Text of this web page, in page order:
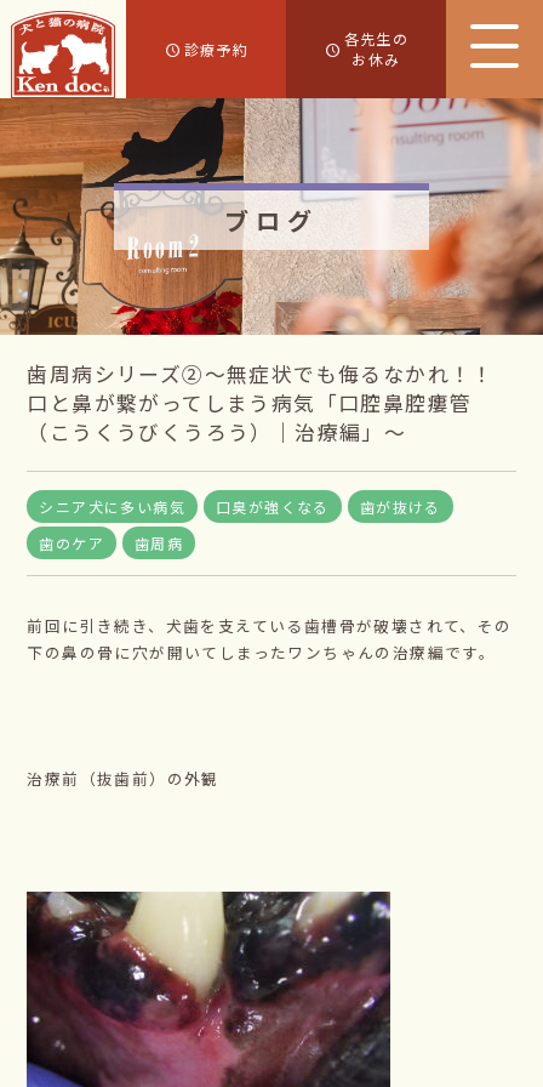
診療予約
各先生の
お休み
ブログ
歯周病シリーズ②～無症状でも侮るなかれ！！
口と鼻が繋がってしまう病気「口腔鼻腔瘻管
（こうくうびくうろう）｜治療編」～
シニア犬に多い病気 口臭が強くなる
歯が抜ける
歯のケア
歯周病
前回に引き続き、犬歯を支えている歯槽骨が破壊されて、その
下の鼻の骨に穴が開いてしまったワンちゃんの治療編です。
治療前（抜歯前）の外観